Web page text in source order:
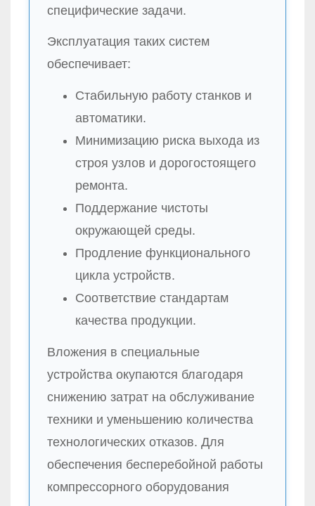
специфические задачи.
Эксплуатация таких систем
обеспечивает:
Стабильную работу станков и
автоматики.
Минимизацию риска выхода из
строя узлов и дорогостоящего
ремонта.
Поддержание чистоты
окружающей среды.
Продление функционального
цикла устройств.
Соответствие стандартам
качества продукции.
Вложения в специальные
устройства окупаются благодаря
снижению затрат на обслуживание
техники и уменьшению количества
технологических отказов. Для
обеспечения бесперебойной работы
компрессорного оборудования